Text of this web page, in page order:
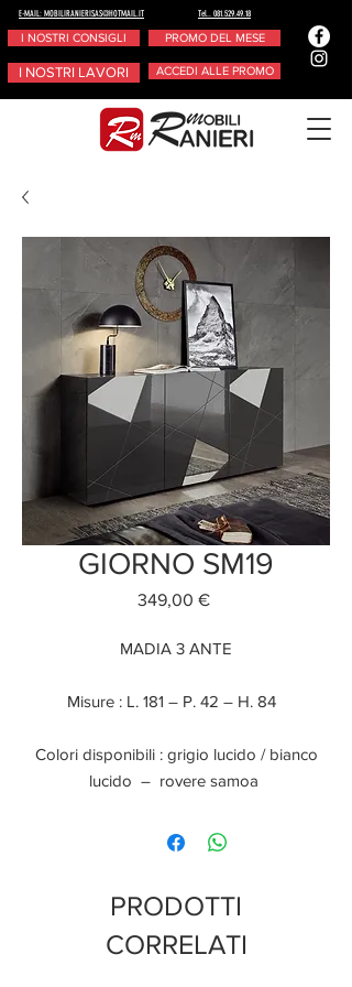
E-MAIL: MOBILIRANIERISAS@HOTMAIL.IT Tel.. 081.529.49.18
I NOSTRI CONSIGLI
I NOSTRI LAVORI
PROMO DEL MESE
ACCEDI ALLE PROMO
GIORNO SM19
349,00 €Prezzo
MADIA 3 ANTE
Misure : L. 181 – P. 42 – H. 84
Colori disponibili : grigio lucido / bianco
lucido – rovere samoa
PRODOTTI
CORRELATI